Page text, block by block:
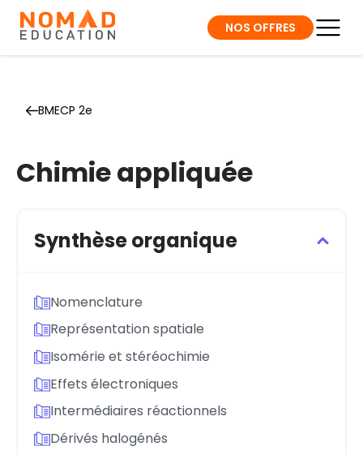
NOS OFFRES
BMECP 2e
Chimie appliquée
Synthèse organique
Nomenclature
Représentation spatiale
Isomérie et stéréochimie
Effets électroniques
Intermédiaires réactionnels
Dérivés halogénés